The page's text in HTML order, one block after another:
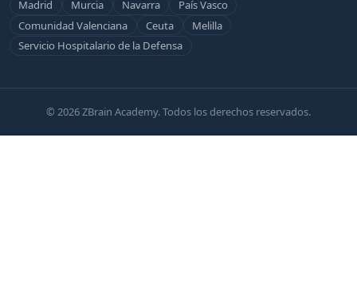
Madrid
Murcia Navarra
País Vasco
Comunidad Valenciana
Ceuta
Melilla
Servicio Hospitalario de la Defensa
© 2026 ZBrain Academy. Todos los derechos reservados.